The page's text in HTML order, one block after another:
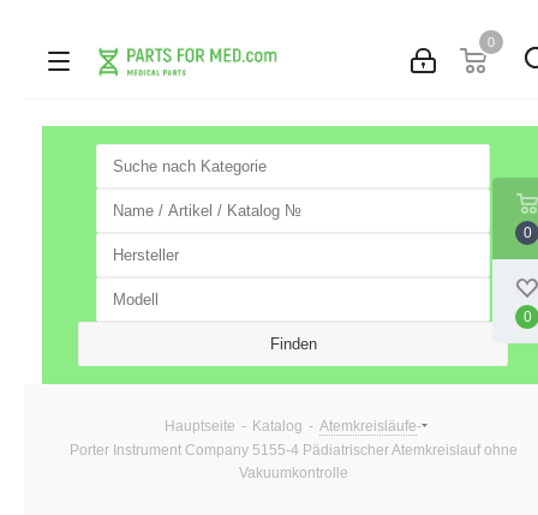
0
Hauptseite - Katalog - Atemkreisläufe-
Porter Instrument Company 5155-4 Pädiatrischer Atemkreislauf ohne
Vakuumkontrolle
0
0